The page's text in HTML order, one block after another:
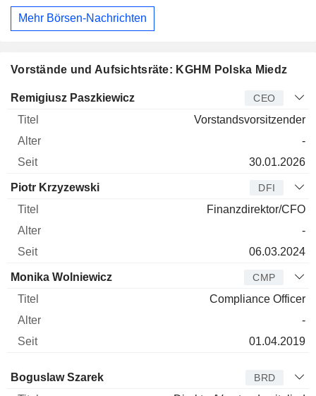
Mehr Börsen-Nachrichten
Vorstände und Aufsichtsräte: KGHM Polska Miedz
Manager Titel Alter Seit
Remigiusz Paszkiewicz CEO
Vorstandsvorsitzender
-
30.01.2026
Piotr Krzyzewski DFI
Finanzdirektor/CFO
-
06.03.2024
Monika Wolniewicz CMP
Compliance Officer
-
01.04.2019
Verwaltungsratsmitglied
Boguslaw Szarek BRD